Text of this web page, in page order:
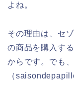
よね。
その理由は、セ
の商品を購入す
からです。でも
（